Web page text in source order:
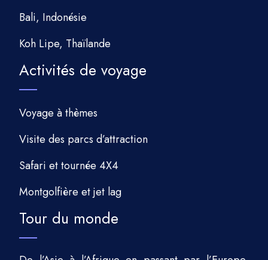
Bali, Indonésie
Koh Lipe, Thaïlande
Activités de voyage
Voyage à thèmes
Visite des parcs d’attraction
Safari et tournée 4X4
Montgolfière et jet lag
Tour du monde